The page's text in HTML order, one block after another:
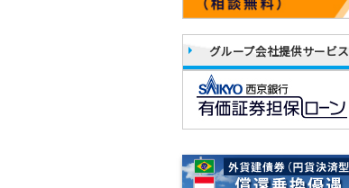
グループ会社提供サービス